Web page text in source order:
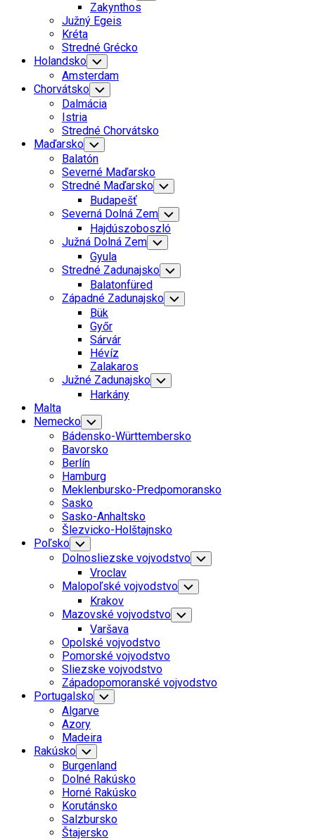
Child
Menu
Zakynthos
Južný Egeis
Kréta
Stredné Grécko
Holandsko Toggle
Child
Menu
Amsterdam
Chorvátsko Toggle
Child
Menu
Dalmácia
Istria
Stredné Chorvátsko
Maďarsko Toggle
Child
Menu
Balatón
Severné Maďarsko
Stredné Maďarsko Toggle
Child
Menu
Budapešť
Severná Dolná Zem Toggle
Child
Menu
Hajdúszoboszló
Južná Dolná Zem Toggle
Child
Menu
Gyula
Stredné Zadunajsko Toggle
Child
Menu
Balatonfüred
Západné Zadunajsko Toggle
Child
Bük
Győr
Sárvár
Hévíz
Zalakaros
Južné Zadunajsko Toggle
Child
Harkány
Malta
Nemecko Toggle
Child
Menu
Bádensko-Württembersko
Bavorsko
Berlín
Hamburg
Meklenbursko-Predpomoransko
Sasko
Sasko-Anhaltsko
Šlezvicko-Holštajnsko
Poľsko Toggle
Child
Menu
Dolnosliezske vojvodstvo Toggle
Child
Menu
Vroclav
Malopoľské vojvodstvo Toggle
Child
Menu
Krakov
Mazovské vojvodstvo Toggle
Child
Varšava
Opolské vojvodstvo
Pomorské vojvodstvo
Sliezske vojvodstvo
Západopomoranské vojvodstvo
Portugalsko Toggle
Child
Menu
Algarve
Azory
Madeira
Rakúsko Toggle
Child
Menu
Burgenland
Dolné Rakúsko
Horné Rakúsko
Korutánsko
Salzbursko
Štajersko